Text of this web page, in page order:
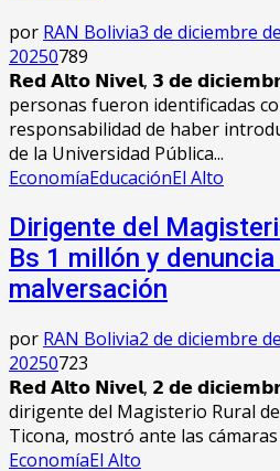
por RAN Bolivia3 de diciembre
20250789
𝗥𝗲𝗱 𝗔𝗹𝘁𝗼 𝗡𝗶𝘃𝗲𝗹, 𝟯 𝗱𝗲
personas fueron identificadas
responsabilidad de haber
de la Universidad Pública...
EconomíaEducaciónEl Alto
Dirigente del
Bs 1 millón y
malversación
por RAN Bolivia2 de diciembre
20250723
𝗥𝗲𝗱 𝗔𝗹𝘁𝗼 𝗡𝗶𝘃𝗲𝗹, 𝟮 𝗱𝗲
dirigente del Magisterio Rural de
Ticona, mostró ante las
EconomíaEl Alto